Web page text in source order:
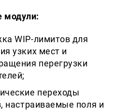
модули:
WIP-лимитов для
узких мест и
перегрузки
переходы
настраиваемые поля и